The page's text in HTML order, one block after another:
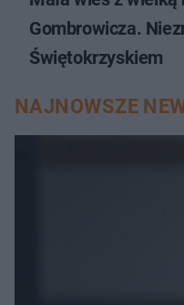
Gombrowicza.
Świętokrzyskiem
NAJNOWSZE